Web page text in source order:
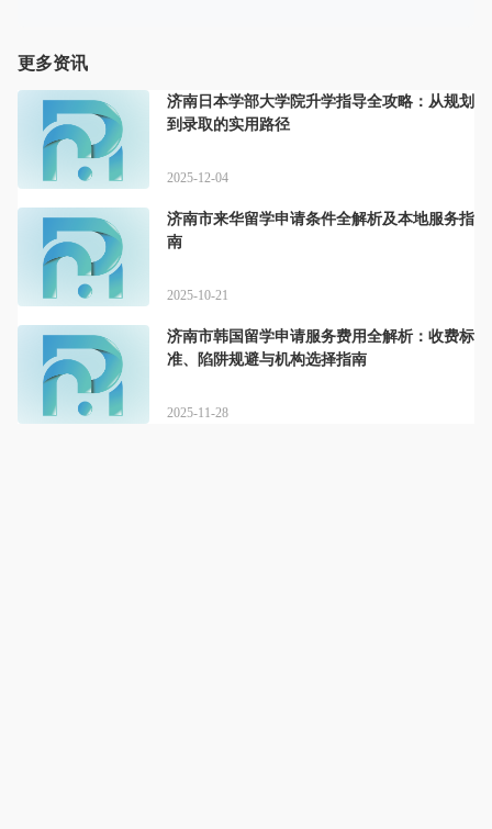
更多资讯
济南日本学部大学院升学指导全攻略：从规划
到录取的实用路径
2025-12-04
济南市来华留学申请条件全解析及本地服务指
南
2025-10-21
济南市韩国留学申请服务费用全解析：收费标
准、陷阱规避与机构选择指南
2025-11-28